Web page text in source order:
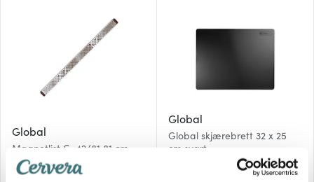
Global
Magnetlist G-42/81 81 cm
2449 kr
Global
Global skjærebrett 32 x 25
cm svart